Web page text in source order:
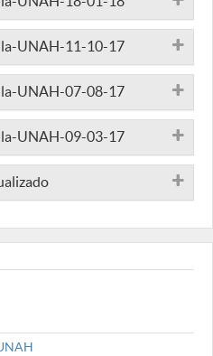
UNAH-11-10-17
UNAH-07-08-17
UNAH-09-03-17